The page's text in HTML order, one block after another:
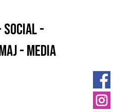
Social -
- media